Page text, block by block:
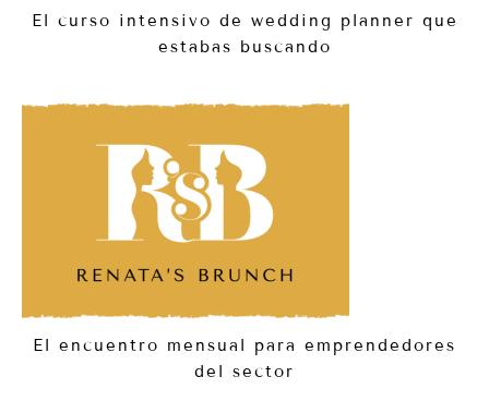
El curso intensivo de wedding planner que
estabas buscando
El encuentro mensual para emprendedores
del sector